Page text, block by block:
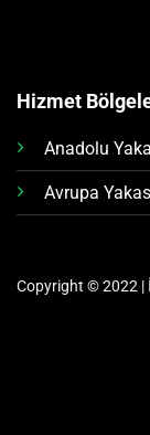
Hizmet
Anadolu
Avrupa
Copyright © 2022 |